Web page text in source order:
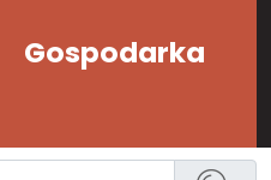
Gospodarka